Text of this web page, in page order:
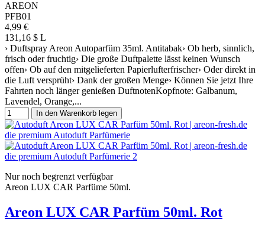
AREON
PFB01
4,99 €
131,16 $ L
› Duftspray Areon Autoparfüm 35ml. Antitabak› Ob herb, sinnlich,
frisch oder fruchtig› Die große Duftpalette lässt keinen Wunsch
offen› Ob auf den mitgelieferten Papierlufterfrischer› Oder direkt in
die Luft versprüht› Dank der großen Menge› Können Sie jetzt Ihre
Fahrten noch länger genießen DuftnotenKopfnote: Galbanum,
Lavendel, Orange,...
In den Warenkorb legen
Nur noch begrenzt verfügbar
Areon LUX CAR Parfüme 50ml.
Areon LUX CAR Parfüm 50ml. Rot